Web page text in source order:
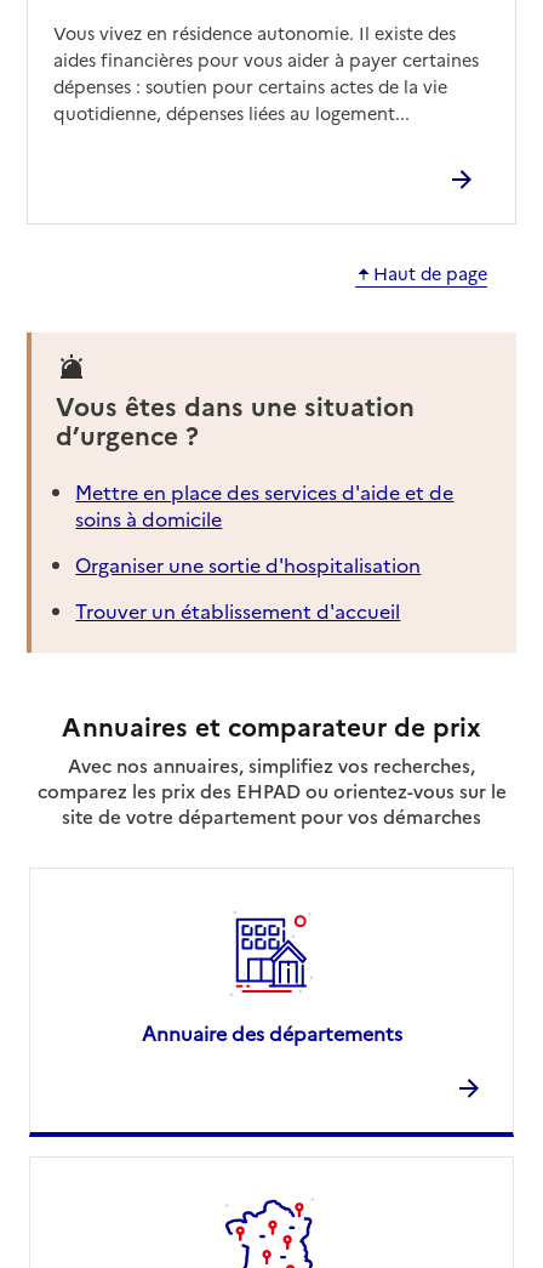
Vous vivez en résidence autonomie. Il existe des
aides financières pour vous aider à payer certaines
dépenses : soutien pour certains actes de la vie
quotidienne, dépenses liées au logement...
Haut de page
Vous êtes dans une situation
d’urgence ?
Mettre en place des services d'aide et de
soins à domicile
Organiser une sortie d'hospitalisation
Trouver un établissement d'accueil
Annuaires et comparateur de prix
Avec nos annuaires, simplifiez vos recherches,
comparez les prix des EHPAD ou orientez-vous sur le
site de votre département pour vos démarches
Annuaire des départements